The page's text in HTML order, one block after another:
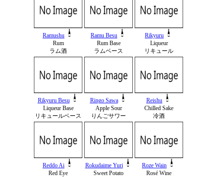
Ramushu
Rum
ラム酒
Ramu Besu
Rum Base
ラムベース
Rikyuru
Liqueur
リキュール
Rikyuru Besu
Liqueur Base
リキュールベース
Ringo Sawa
Apple Sour
りんごサワー
Reishu
Chilled Sake
冷酒
Reddo Ai
Red Eye
Rokudaime Yuri
Sweet Potato
Roze Wain
Rosé Wine